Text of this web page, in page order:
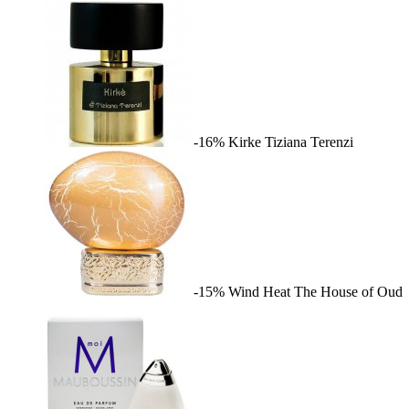
-16% Kirke Tiziana Terenzi
-15% Wind Heat The House of Oud